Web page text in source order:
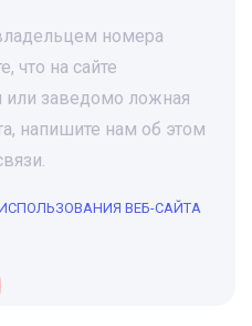
номера
что на сайте
или заведомо ложная
напишите нам об этом
ВЕБ-САЙТА